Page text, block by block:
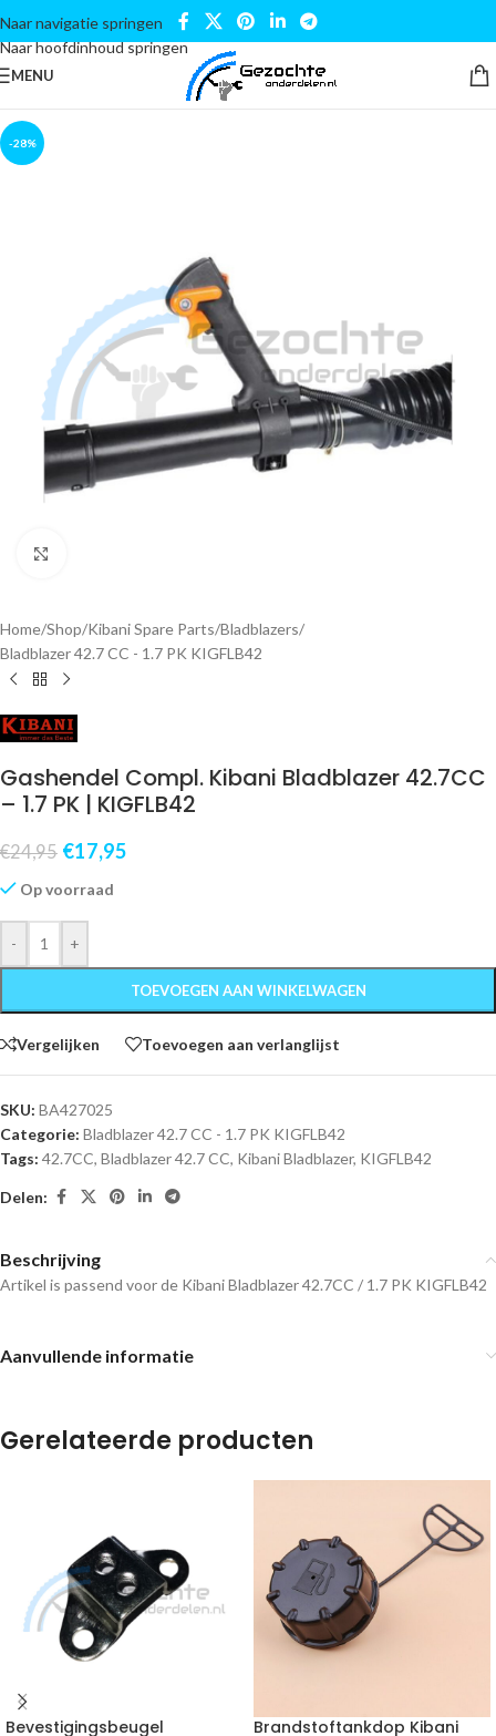
Naar navigatie springen
Naar hoofdinhoud springen
MENU
-28%
Home/Shop/Kibani Spare Parts/Bladblazers/
Bladblazer 42.7 CC - 1.7 PK KIGFLB42
Gashendel Compl. Kibani Bladblazer 42.7CC
– 1.7 PK | KIGFLB42
€24,95 €17,95
Op voorraad
- +
TOEVOEGEN AAN WINKELWAGEN
Vergelijken Toevoegen aan verlanglijst
SKU: BA427025
Categorie: Bladblazer 42.7 CC - 1.7 PK KIGFLB42
Tags: 42.7CC, Bladblazer 42.7 CC, Kibani Bladblazer, KIGFLB42
Delen:
Beschrijving
Artikel is passend voor de Kibani Bladblazer 42.7CC / 1.7 PK KIGFLB42
Aanvullende informatie
Gerelateerde producten
Bevestigingsbeugel
Brandstoftankdop Kibani